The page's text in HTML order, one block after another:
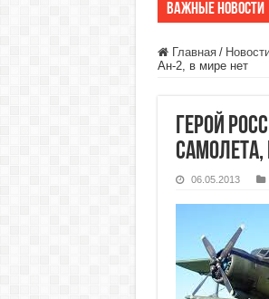
Важные новости
Главная /
Ан-2, в мире нет
Герой
самолета,
06.05.2013